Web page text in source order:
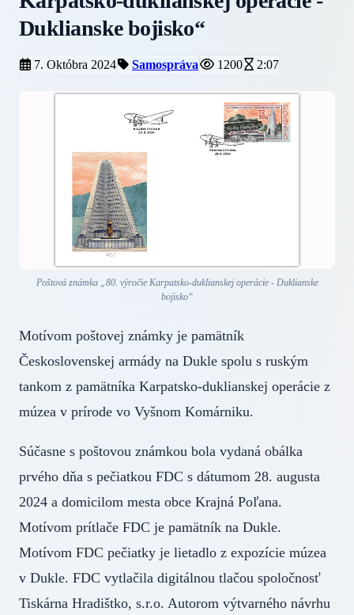
Duklianske bojisko“
7. Októbra 2024 Samospráva 1200 2:07
Poštová známka „80. výročie Karpatsko-duklianskej operácie - Duklianske
bojisko“
Motívom poštovej známky je pamätník
Československej armády na Dukle spolu s ruským
tankom z pamätníka Karpatsko-duklianskej operácie z
múzea v prírode vo Vyšnom Komárniku.
Súčasne s poštovou známkou bola vydaná obálka
prvého dňa s pečiatkou FDC s dátumom 28. augusta
2024 a domicilom mesta obce Krajná Poľana.
Motívom prítlače FDC je pamätník na Dukle.
Motívom FDC pečiatky je lietadlo z expozície múzea
v Dukle. FDC vytlačila digitálnou tlačou spoločnosť
Tiskárna Hradištko, s.r.o. Autorom výtvarného návrhu